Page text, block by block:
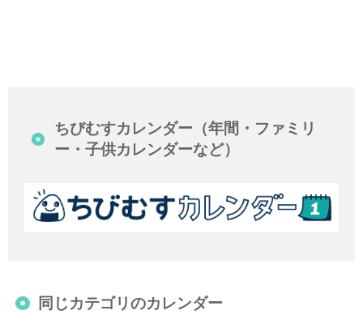
ちびむすカレンダー（年間・ファミリ
ー・子供カレンダーなど）
同じカテゴリのカレンダー